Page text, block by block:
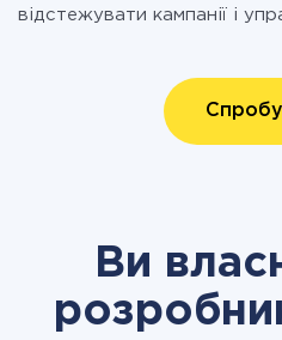
відстежувати кампанії і
Ви